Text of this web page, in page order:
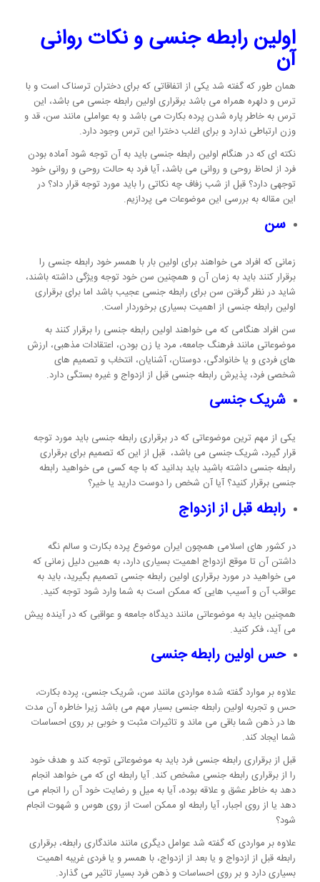
اولین رابطه جنسی و نکات روانی
آن
همان طور که گفته شد یکی از اتفاقاتی که برای دختران ترسناک است و با
ترس و دلهره همراه می باشد برقراری اولین رابطه جنسی می باشد، این
ترس به خاطر پاره شدن پرده بکارت می باشد و به عواملی مانند سن، قد و
وزن ارتباطی ندارد و برای اغلب دخترا این ترس وجود دارد.
نکته ای که در هنگام اولین رابطه جنسی باید به آن توجه شود آماده بودن
فرد از لحاظ روحی و روانی می باشد، آیا فرد به حالت روحی و روانی خود
توجهی دارد؟ قبل از شب زفاف چه نکاتی را باید مورد توجه قرار داد؟ در
این مقاله به بررسی این موضوعات می پردازیم.
سن
زمانی که افراد می خواهند برای اولین بار با همسر خود رابطه جنسی را
برقرار کنند باید به زمان آن و همچنین سن خود توجه ویژگی داشته باشند،
شاید در نظر گرفتن سن برای رابطه جنسی عجیب باشد اما برای برقراری
اولین رابطه جنسی از اهمیت بسیاری برخوردار است.
سن افراد هنگامی که می خواهند اولین رابطه جنسی را برقرار کنند به
موضوعاتی مانند فرهنگ جامعه، مرد یا زن بودن، اعتقادات مذهبی، ارزش
های فردی و یا خانوادگی، دوستان، آشنایان، انتخاب و تصمیم های
شخصی فرد، پذیرش رابطه جنسی قبل از ازدواج و غیره بستگی دارد.
شریک جنسی
یکی از مهم ترین موضوعاتی که در برقراری رابطه جنسی باید مورد توجه
قرار گیرد، شریک جنسی می باشد، قبل از این که تصمیم برای برقراری
رابطه جنسی داشته باشید باید بدانید که با چه کسی می خواهید رابطه
جنسی برقرار کنید؟ آیا آن شخص را دوست دارید یا خیر؟
رابطه قبل از ازدواج
در کشور های اسلامی همچون ایران موضوع پرده بکارت و سالم نگه
داشتن آن تا موقع ازدواج اهمیت بسیاری دارد، به همین دلیل زمانی که
می خواهید در مورد برقراری اولین رابطه جنسی تصمیم بگیرید، باید به
عواقب آن و آسیب هایی که ممکن است به شما وارد شود توجه کنید.
همچنین باید به موضوعاتی مانند دیدگاه جامعه و عواقبی که در آینده پیش
می آید، فکر کنید.
حس اولین رابطه جنسی
علاوه بر موارد گفته شده مواردی مانند سن، شریک جنسی، پرده بکارت،
حس و تجربه اولین رابطه جنسی بسیار مهم می باشد زیرا خاطره آن مدت
ها در ذهن شما باقی می ماند و تاثیرات مثبت و خوبی بر روی احساسات
شما ایجاد کند.
قبل از برقراری رابطه جنسی فرد باید به موضوعاتی توجه کند و هدف خود
را از برقراری رابطه جنسی مشخص کند. آیا رابطه ای که می خواهد انجام
دهد به خاطر عشق و علاقه بوده، آیا به میل و رضایت خود آن را انجام می
دهد یا از روی اجبار، آیا رابطه او ممکن است از روی هوس و شهوت انجام
شود؟
علاوه بر مواردی که گفته شد عوامل دیگری مانند ماندگاری رابطه، برقراری
رابطه قبل از ازدواج و یا بعد از ازدواج، با همسر و یا فردی غریبه اهمیت
بسیاری دارد و بر روی احساسات و ذهن فرد بسیار تاثیر می گذارد.